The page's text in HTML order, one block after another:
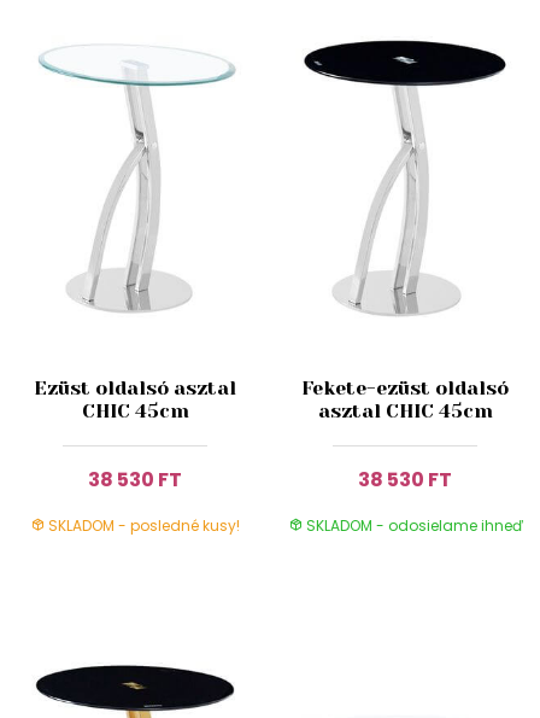
Ezüst oldalsó asztal
CHIC 45cm
38 530 FT
SKLADOM - posledné kusy!
Fekete-ezüst oldalsó
asztal CHIC 45cm
38 530 FT
SKLADOM - odosielame ihneď